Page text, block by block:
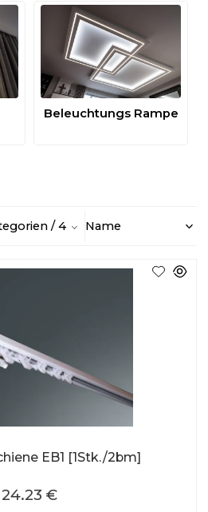
Beleuchtungs Rampe
/ 4
EB1 [1Stk./2bm]
24.23 €